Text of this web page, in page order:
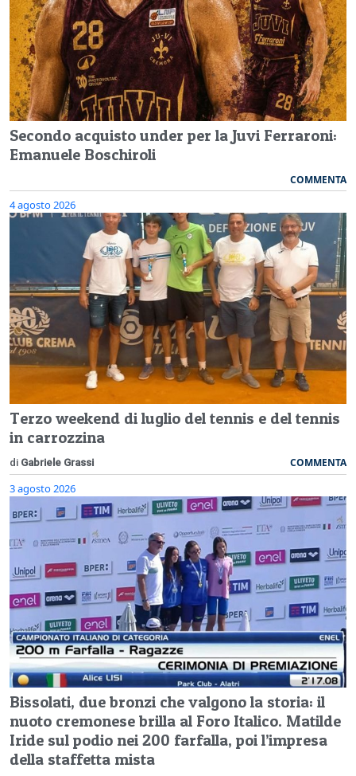
Secondo acquisto under per la Juvi Ferraroni:
Emanuele Boschiroli
COMMENTA
4 agosto 2026
Terzo weekend di luglio del tennis e del tennis
in carrozzina
di Gabriele Grassi COMMENTA
3 agosto 2026
Bissolati, due bronzi che valgono la storia: il
nuoto cremonese brilla al Foro Italico. Matilde
Iride sul podio nei 200 farfalla, poi l’impresa
della staffetta mista